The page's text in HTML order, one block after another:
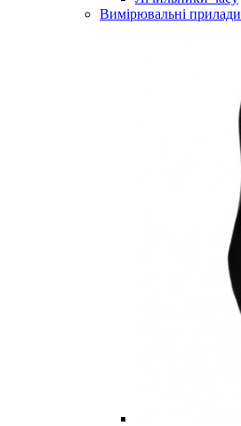
Вимірювальні прилади